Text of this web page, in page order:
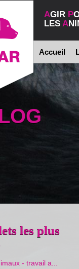
AGIR P
LES A
Accueil
les plus
- travail a...